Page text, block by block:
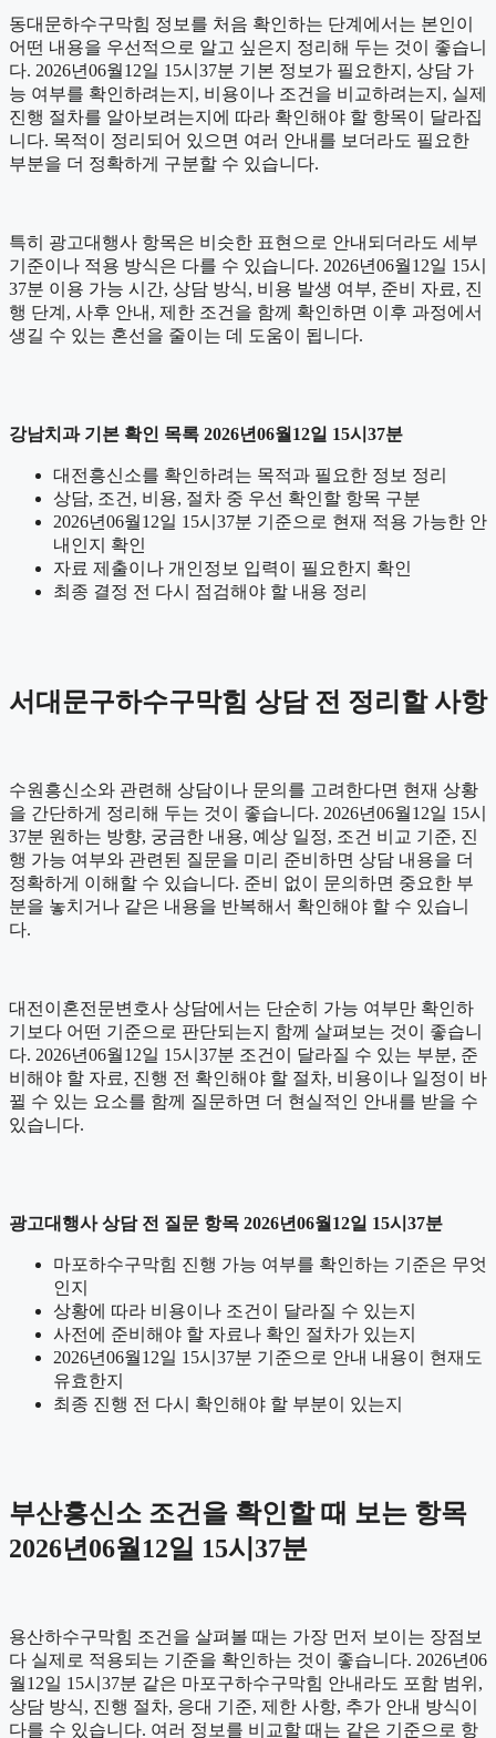
동대문하수구막힘 정보를 처음 확인하는 단계에서는 본인이
어떤 내용을 우선적으로 알고 싶은지 정리해 두는 것이 좋습니
다. 2026년06월12일 15시37분 기본 정보가 필요한지, 상담 가
능 여부를 확인하려는지, 비용이나 조건을 비교하려는지, 실제
진행 절차를 알아보려는지에 따라 확인해야 할 항목이 달라집
니다. 목적이 정리되어 있으면 여러 안내를 보더라도 필요한
부분을 더 정확하게 구분할 수 있습니다.
특히 광고대행사 항목은 비슷한 표현으로 안내되더라도 세부
기준이나 적용 방식은 다를 수 있습니다. 2026년06월12일 15시
37분 이용 가능 시간, 상담 방식, 비용 발생 여부, 준비 자료, 진
행 단계, 사후 안내, 제한 조건을 함께 확인하면 이후 과정에서
생길 수 있는 혼선을 줄이는 데 도움이 됩니다.
강남치과 기본 확인 목록 2026년06월12일 15시37분
대전흥신소를 확인하려는 목적과 필요한 정보 정리
상담, 조건, 비용, 절차 중 우선 확인할 항목 구분
2026년06월12일 15시37분 기준으로 현재 적용 가능한 안
내인지 확인
자료 제출이나 개인정보 입력이 필요한지 확인
최종 결정 전 다시 점검해야 할 내용 정리
서대문구하수구막힘 상담 전 정리할 사항
수원흥신소와 관련해 상담이나 문의를 고려한다면 현재 상황
을 간단하게 정리해 두는 것이 좋습니다. 2026년06월12일 15시
37분 원하는 방향, 궁금한 내용, 예상 일정, 조건 비교 기준, 진
행 가능 여부와 관련된 질문을 미리 준비하면 상담 내용을 더
정확하게 이해할 수 있습니다. 준비 없이 문의하면 중요한 부
분을 놓치거나 같은 내용을 반복해서 확인해야 할 수 있습니
다.
대전이혼전문변호사 상담에서는 단순히 가능 여부만 확인하
기보다 어떤 기준으로 판단되는지 함께 살펴보는 것이 좋습니
다. 2026년06월12일 15시37분 조건이 달라질 수 있는 부분, 준
비해야 할 자료, 진행 전 확인해야 할 절차, 비용이나 일정이 바
뀔 수 있는 요소를 함께 질문하면 더 현실적인 안내를 받을 수
있습니다.
광고대행사 상담 전 질문 항목 2026년06월12일 15시37분
마포하수구막힘 진행 가능 여부를 확인하는 기준은 무엇
인지
상황에 따라 비용이나 조건이 달라질 수 있는지
사전에 준비해야 할 자료나 확인 절차가 있는지
2026년06월12일 15시37분 기준으로 안내 내용이 현재도
유효한지
최종 진행 전 다시 확인해야 할 부분이 있는지
부산흥신소 조건을 확인할 때 보는 항목
2026년06월12일 15시37분
용산하수구막힘 조건을 살펴볼 때는 가장 먼저 보이는 장점보
다 실제로 적용되는 기준을 확인하는 것이 좋습니다. 2026년06
월12일 15시37분 같은 마포구하수구막힘 안내라도 포함 범위,
상담 방식, 진행 절차, 응대 기준, 제한 사항, 추가 안내 방식이
다를 수 있습니다. 여러 정보를 비교할 때는 같은 기준으로 항